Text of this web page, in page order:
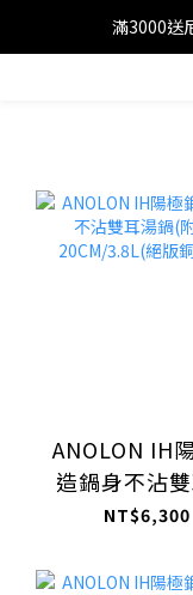
滿3000送
ANOLON IH
造鍋身不沾
鍋(附蓋)
底鍋)
NT$6,300